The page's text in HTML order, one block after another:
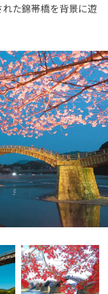
た錦帯橋を背景に遊